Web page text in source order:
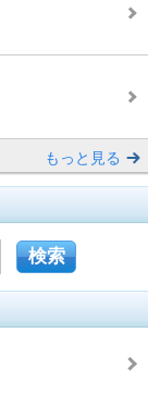
もっと見る